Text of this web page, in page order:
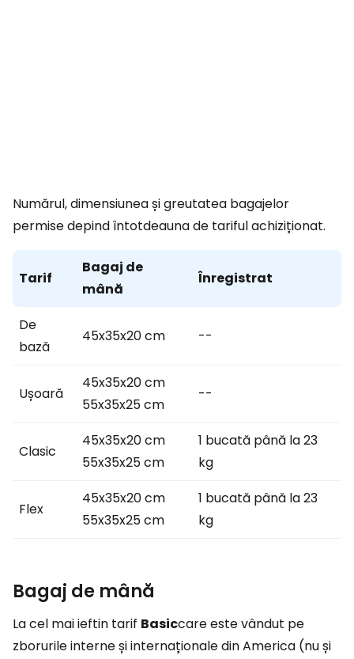
Numărul, dimensiunea și greutatea bagajelor
permise depind întotdeauna de tariful achiziționat.
Tarif
Bagaj de
mână
Înregistrat
De
bază
45x35x20 cm --
Ușoară
45x35x20 cm
55x35x25 cm
--
Clasic
45x35x20 cm
55x35x25 cm
1 bucată până la 23
kg
Flex
45x35x20 cm
55x35x25 cm
1 bucată până la 23
kg
Bagaj de mână
La cel mai ieftin tarif Basiccare este vândut pe
zborurile interne și internaționale din America (nu și